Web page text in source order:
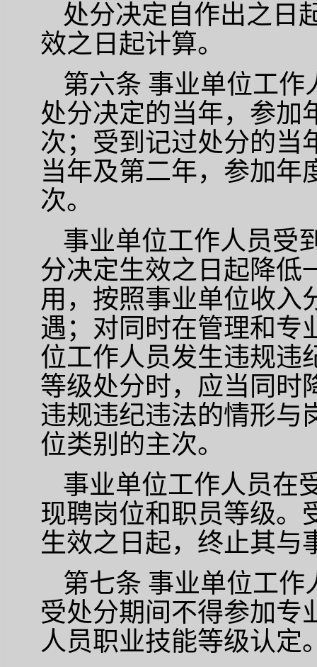
处分决定自作出之日
效之日起计算。
第六条 事业单位工作
处分决定的当年，参加
次；受到记过处分的当
当年及第二年，参加年
次。
事业单位工作人员受
分决定生效之日起降低
用，按照事业单位收入
遇；对同时在管理和专
位工作人员发生违规违
等级处分时，应当同时
违规违纪违法的情形与
位类别的主次。
事业单位工作人员在
现聘岗位和职员等级。
生效之日起，终止其与
第七条 事业单位工作
受处分期间不得参加专
人员职业技能等级认定